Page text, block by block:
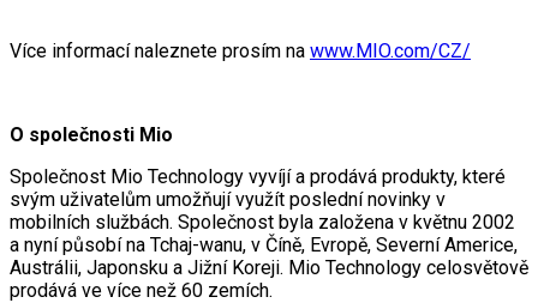
Více informací naleznete prosím na www.MIO.com/CZ/
O společnosti Mio
Společnost Mio Technology vyvíjí a prodává produkty, které
svým uživatelům umožňují využít poslední novinky v
mobilních službách. Společnost byla založena v květnu 2002
a nyní působí na Tchaj-wanu, v Číně, Evropě, Severní Americe,
Austrálii, Japonsku a Jižní Koreji. Mio Technology celosvětově
prodává ve více než 60 zemích.